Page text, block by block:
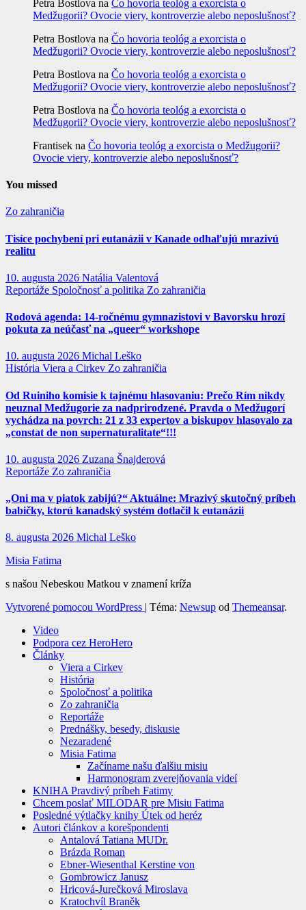
Petra Bostlova na Čo hovoria teológ a exorcista o
Medžugorii? Ovocie viery, kontroverzie alebo neposlušnosť?
Petra Bostlova na Čo hovoria teológ a exorcista o
Medžugorii? Ovocie viery, kontroverzie alebo neposlušnosť?
Petra Bostlova na Čo hovoria teológ a exorcista o
Medžugorii? Ovocie viery, kontroverzie alebo neposlušnosť?
Petra Bostlova na Čo hovoria teológ a exorcista o
Medžugorii? Ovocie viery, kontroverzie alebo neposlušnosť?
Frantisek na Čo hovoria teológ a exorcista o Medžugorii?
Ovocie viery, kontroverzie alebo neposlušnosť?
You missed
Zo zahraničia
Tisíce pochybení pri eutanázii v Kanade odhaľujú mrazivú
realitu
10. augusta 2026 Natália Valentová
Reportáže Spoločnosť a politika Zo zahraničia
Rodová agenda: 14-ročnému gymnazistovi v Bavorsku hrozí
pokuta za neúčasť na „queer“ workshope
10. augusta 2026 Michal Leško
História Viera a Cirkev Zo zahraničia
Od Ruiniho komisie k tajnému hlasovaniu: Prečo Rím nikdy
neuznal Medžugorie za nadprirodzené. Pravda o Medžugorí
vychádza na povrch: 21 z 33 expertov a biskupov hlasovalo za
„constat de non supernaturalitate“!!!
10. augusta 2026 Zuzana Šnajderová
Reportáže Zo zahraničia
„Oni ma v piatok zabijú?“ Aktuálne: Mrazivý skutočný príbeh
babičky, ktorú kanadský systém dotlačil k eutanázii
8. augusta 2026 Michal Leško
Misia Fatima
s našou Nebeskou Matkou v znamení kríža
Vytvorené pomocou WordPress | Téma: Newsup od Themeansar.
Video
Podpora cez HeroHero
Články
Viera a Cirkev
História
Spoločnosť a politika
Zo zahraničia
Reportáže
Prednášky, besedy, diskusie
Nezaradené
Misia Fatima
Začíname našu ďalšiu misiu
Harmonogram zverejňovania videí
KNIHA Pravdivý príbeh Fatimy
Chcem poslať MILODAR pre Misiu Fatima
Posledné výtlačky knihy Útek od heréz
Autori článkov a korešpondenti
Antalová Tatiana MUDr.
Brázda Roman
Ebner-Wiesenthal Kerstine von
Gombrowicz Janusz
Hricová-Jurečková Miroslava
Kratochvíl Braněk